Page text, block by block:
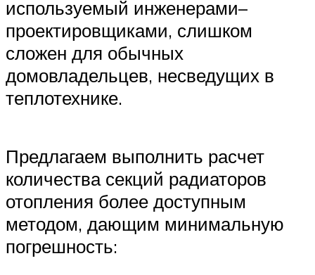
используемый инженерами–
проектировщиками, слишком
сложен для обычных
домовладельцев, несведущих в
теплотехнике.
Предлагаем выполнить расчет
количества секций радиаторов
отопления более доступным
методом, дающим минимальную
погрешность: